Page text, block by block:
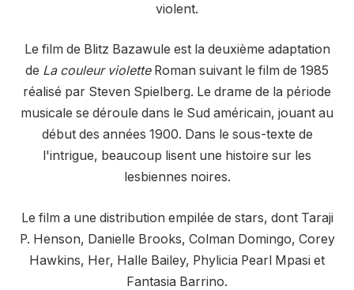
violent.
Le film de Blitz Bazawule est la deuxième adaptation
de La couleur violetteRoman suivant le film de 1985
réalisé par Steven Spielberg. Le drame de la période
musicale se déroule dans le Sud américain, jouant au
début des années 1900. Dans le sous-texte de
l'intrigue, beaucoup lisent une histoire sur les
lesbiennes noires.
Le film a une distribution empilée de stars, dont Taraji
P. Henson, Danielle Brooks, Colman Domingo, Corey
Hawkins, Her, Halle Bailey, Phylicia Pearl Mpasi et
Fantasia Barrino.